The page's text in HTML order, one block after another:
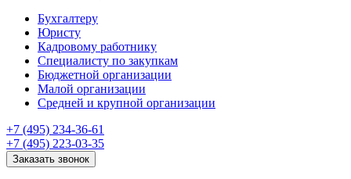
Бухгалтеру
Юристу
Кадровому работнику
Специалисту по закупкам
Бюджетной организации
Малой организации
Средней и крупной организации
+7 (495) 234-36-61
+7 (495) 223-03-35
Заказать звонок